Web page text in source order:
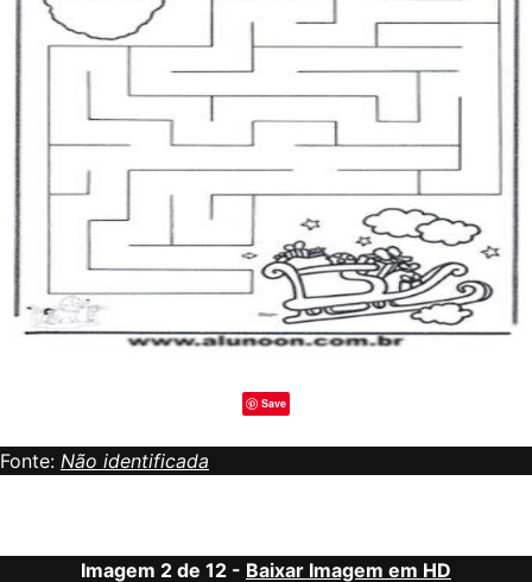
Save
Fonte: Não identificada
Imagem 2 de 12 - Baixar Imagem em HD